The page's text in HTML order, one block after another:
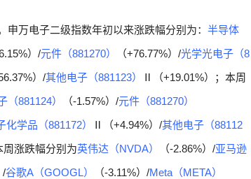
万电子二级指数年初以来涨跌幅分别为： 半导体
）/元件（881270） （+76.77%）/光学光电子（8
）/其他电子（881123）
Ⅱ（+19.01%）；本周
（881124） （-1.57%）/元件（881270）
化学品（881172） Ⅱ（+4.94%）/其他电子（88112
涨跌幅分别为英伟达（NVDA） （-2.86%）/亚马逊
/谷歌A（GOOGL） （-3.11%）/Meta（META）